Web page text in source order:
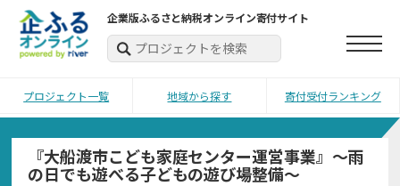
企業版ふるさと納税オンライン寄付サイト
プロジェクト一覧 地域から探す 寄付受付ランキング
『大船渡市こども家庭センター運営事業』～雨
の日でも遊べる子どもの遊び場整備～